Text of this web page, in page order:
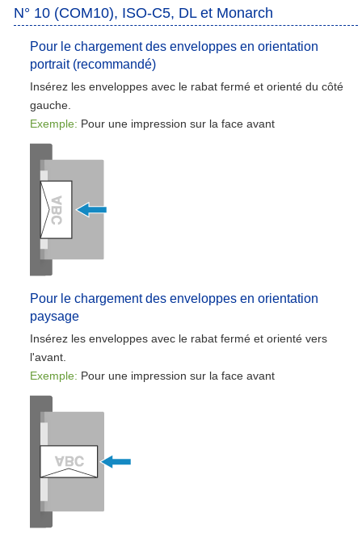
N° 10 (COM10), ISO-C5, DL et Monarch
Pour le chargement des enveloppes en orientation
portrait (recommandé)
Insérez les enveloppes avec le rabat fermé et orienté du côté
gauche.
Exemple: Pour une impression sur la face avant
Pour le chargement des enveloppes en orientation
paysage
Insérez les enveloppes avec le rabat fermé et orienté vers
l'avant.
Exemple: Pour une impression sur la face avant